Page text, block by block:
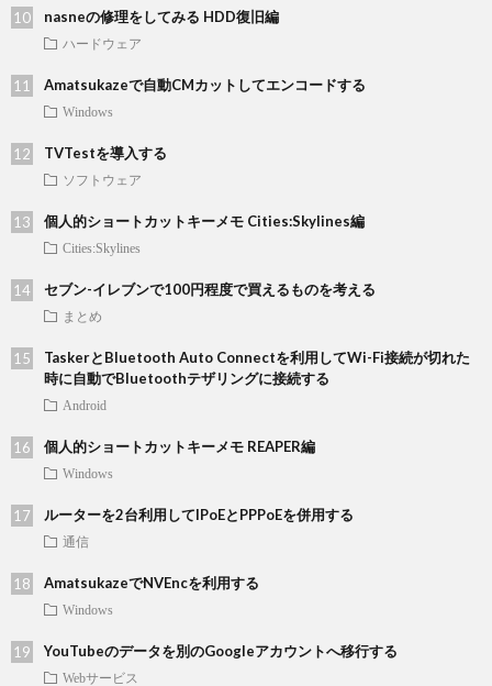
nasneの修理をしてみる HDD復旧編
ハードウェア
Amatsukazeで自動CMカットしてエンコードする
Windows
TVTestを導入する
ソフトウェア
個人的ショートカットキーメモ Cities:Skylines編
Cities:Skylines
セブン-イレブンで100円程度で買えるものを考える
まとめ
TaskerとBluetooth Auto Connectを利用してWi-Fi接続が切れた
時に自動でBluetoothテザリングに接続する
Android
個人的ショートカットキーメモ REAPER編
Windows
ルーターを2台利用してIPoEとPPPoEを併用する
通信
AmatsukazeでNVEncを利用する
Windows
YouTubeのデータを別のGoogleアカウントへ移行する
Webサービス